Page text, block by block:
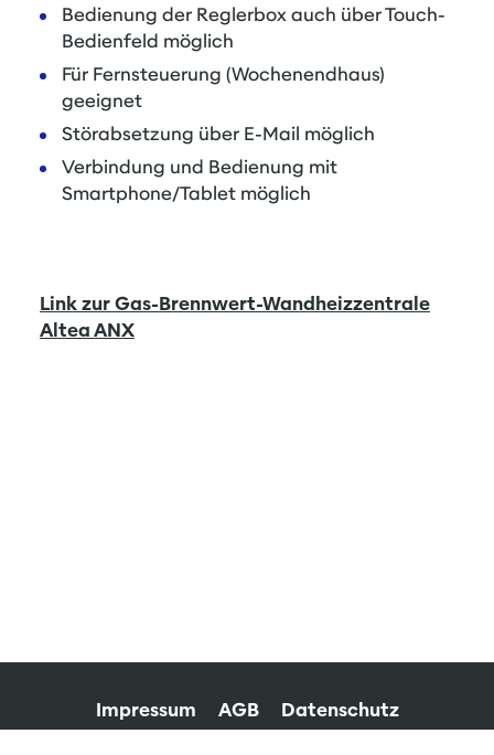
Bedienung der Reglerbox auch über Touch-
Bedienfeld möglich
Für Fernsteuerung (Wochenendhaus)
geeignet
Störabsetzung über E-Mail möglich
Verbindung und Bedienung mit
Smartphone/Tablet möglich
Link zur Gas-Brennwert-Wandheizzentrale
Altea ANX
Impressum AGB
Datenschutz